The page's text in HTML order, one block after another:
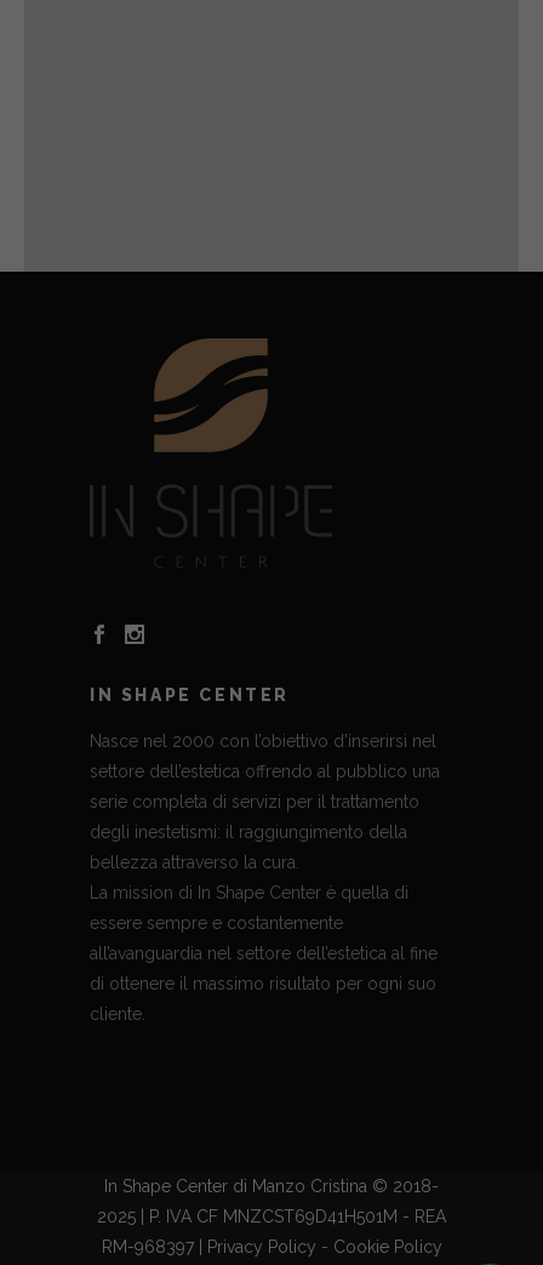
IN SHAPE CENTER
Nasce nel 2000 con l’obiettivo d’inserirsi nel
settore dell’estetica offrendo al pubblico una
serie completa di servizi per il trattamento
degli inestetismi: il raggiungimento della
bellezza attraverso la cura.
La mission di In Shape Center è quella di
essere sempre e costantemente
all’avanguardia nel settore dell’estetica al fine
di ottenere il massimo risultato per ogni suo
cliente.
In Shape Center di Manzo Cristina © 2018-
2025 | P. IVA CF MNZCST69D41H501M - REA
RM-968397 |
Privacy Policy - Cookie Policy